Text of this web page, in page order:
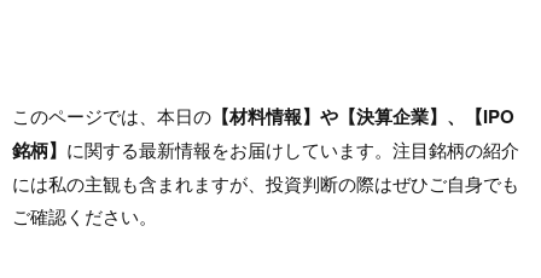
このページでは、本日の 【材料情報】や【決算企業】、【IPO
銘柄】 に関する最新情報をお届けしています。注目銘柄の紹介
には私の主観も含まれますが、投資判断の際はぜひご自身でも
ご確認ください。